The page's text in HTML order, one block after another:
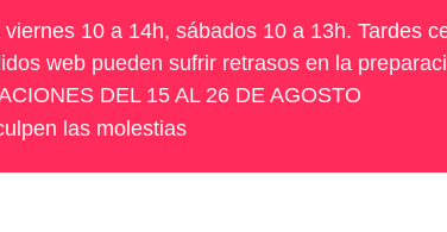
10 a 14h, sábados 10 a 13h. Tardes
web pueden sufrir retrasos en la
DEL 15 AL 26 DE AGOSTO
las molestias